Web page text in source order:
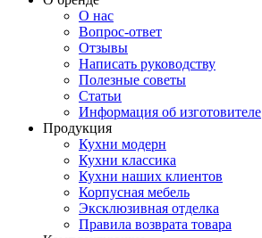
О нас
Вопрос-ответ
Отзывы
Написать руководству
Полезные советы
Статьи
Информация об изготовителе
Продукция
Кухни модерн
Кухни классика
Кухни наших клиентов
Корпусная мебель
Эксклюзивная отделка
Правила возврата товара